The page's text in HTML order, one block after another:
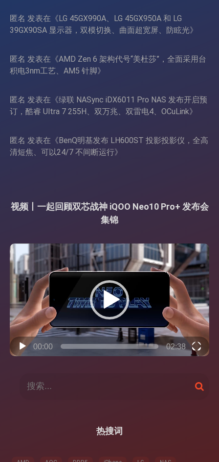
匿名 发表在《 LG 45GX990A、LG 45GX950A 和 LG
39GX90SA 显示器，双模切换、曲面超宽屏、防眩光》
匿名 发表在《AMD Zen 6 架构代号“美杜莎”，全面采用台
积电3nm工艺、AM5 针脚》
匿名 发表在《绿联 NASync iDX6011 Pro NAS 发布开启预
订，酷睿 Ultra 7 255H、双万兆、双雷电4、OCuLink》
匿名 发表在《 BenQ明基发布 LH600ST 投影投影仪，全高
清短焦、可以24/7 不间断运行》
视频丨一起回顾双芯战神 iQOO Neo10 Pro+ 发布会
集锦
视
频
播
放
器
00:00 02:38
搜
索
热搜词